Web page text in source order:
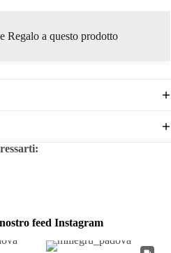
Regalo a questo prodotto
feed Instagram